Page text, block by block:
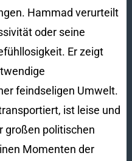
Hammad verurteilt
oder seine
Er zeigt
feindseligen Umwelt.
ist leise und
großen politischen
Momenten der